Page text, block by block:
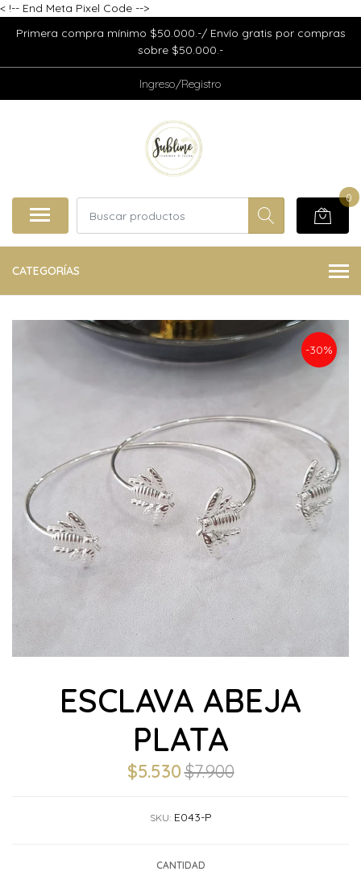
< !-- End Meta Pixel Code -->
Primera compra mínimo $50.000.-/ Envío gratis por compras
sobre $50.000.-
Ingreso/Registro
0
CATEGORÍAS
-30%
ESCLAVA ABEJA
PLATA
$5.530$7.900
SKU: E043-P
CANTIDAD